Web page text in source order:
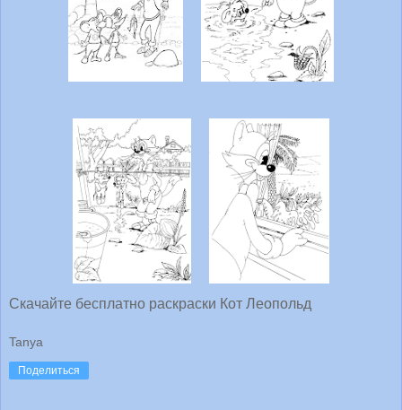
Скачайте бесплатно раскраски Кот Леопольд
Tanya
Поделиться